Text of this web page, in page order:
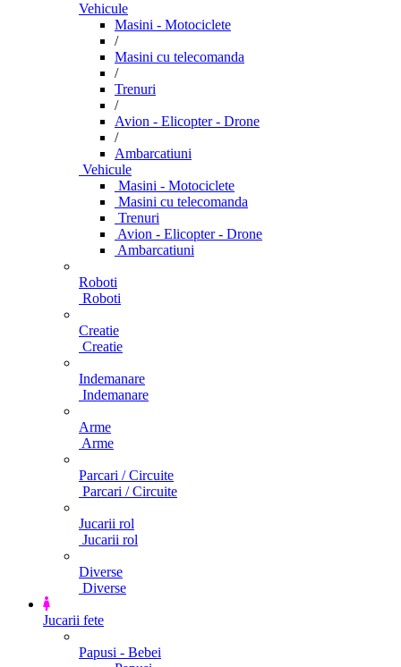
Vehicule
Masini - Motociclete
/
Masini cu telecomanda
/
Trenuri
/
Avion - Elicopter - Drone
/
Ambarcatiuni
Vehicule
Masini - Motociclete
Masini cu telecomanda
Trenuri
Avion - Elicopter - Drone
Ambarcatiuni
Roboti
Roboti
Creatie
Creatie
Indemanare
Indemanare
Arme
Arme
Parcari / Circuite
Parcari / Circuite
Jucarii rol
Jucarii rol
Diverse
Diverse
Jucarii fete
Papusi - Bebei